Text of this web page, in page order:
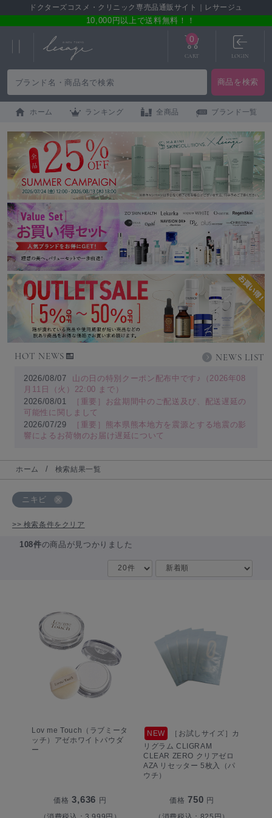
ドクターズコスメ・クリニック専売品通販サイト｜レサージュ
10,000円以上で送料無料！！
0
CART LOGIN
ホーム ランキング 全商品 ブランド一覧
HOT NEWS NEWS LIST
2026/08/07
山の日の特別クーポン配布中です♪（2026年08
月11日（火）22:00 まで）
2026/08/01
［重要］お盆期間中のご配送及び、配送遅延の
可能性に関しまして
2026/07/29
［重要］熊本県熊本地方を震源とする地震の影
響によるお荷物のお届け遅延について
ホーム 検索結果一覧
ニキビ
>> 検索条件をクリア
108件の商品が見つかりました
Lov me Touch（ラブミータ
ッチ）アゼホワイトパウダ
ー
価格 3,636 円
NEW
［お試しサイズ］カ
リグラム CLIGRAM
CLEAR ZERO クリアゼロ
AZA リセッター 5枚入（パ
ウチ）
価格 750 円